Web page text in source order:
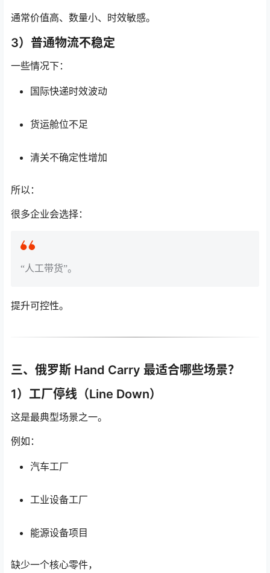
通常价值高、数量小、时效敏感。
3）普通物流不稳定
一些情况下：
国际快递时效波动
货运舱位不足
清关不确定性增加
所以：
很多企业会选择：
“人工带货”。
提升可控性。
三、俄罗斯 Hand Carry 最适合哪些场景？
1）工厂停线（Line Down）
这是最典型场景之一。
例如：
汽车工厂
工业设备工厂
能源设备项目
缺少一个核心零件，